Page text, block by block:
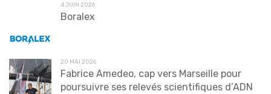
4 JUIN 2026
Boralex
20 MAI 2026
Fabrice Amedeo, cap vers Marseille pour
poursuivre ses relevés scientifiques d’ADN